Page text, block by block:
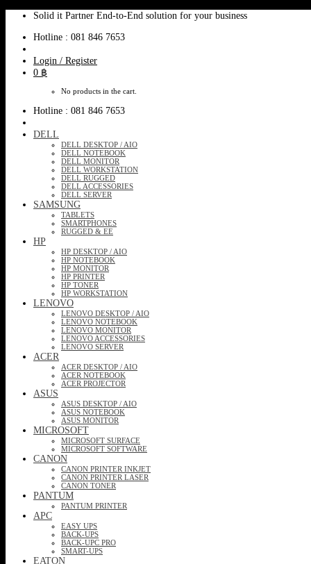
content
Solid it Partner End-to-End solution for your business
Hotline : 081 846 7653
Login / Register
0 ฿
No products in the cart.
Hotline : 081 846 7653
DELL
DELL DESKTOP / AIO
DELL NOTEBOOK
DELL MONITOR
DELL WORKSTATION
DELL RUGGED
DELL ACCESSORIES
DELL SERVER
SAMSUNG
TABLETS
SMARTPHONES
RUGGED & EE
HP
HP DESKTOP / AIO
HP NOTEBOOK
HP MONITOR
HP PRINTER
HP TONER
HP WORKSTATION
LENOVO
LENOVO DESKTOP / AIO
LENOVO NOTEBOOK
LENOVO MONITOR
LENOVO ACCESSORIES
LENOVO SERVER
ACER
ACER DESKTOP / AIO
ACER NOTEBOOK
ACER PROJECTOR
ASUS
ASUS DESKTOP / AIO
ASUS NOTEBOOK
ASUS MONITOR
MICROSOFT
MICROSOFT SURFACE
MICROSOFT SOFTWARE
CANON
CANON PRINTER INKJET
CANON PRINTER LASER
CANON TONER
PANTUM
PANTUM PRINTER
APC
EASY UPS
BACK-UPS
BACK-UPC PRO
SMART-UPS
EATON